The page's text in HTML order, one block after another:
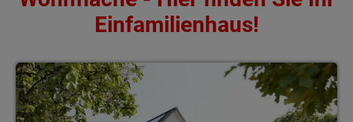
Einfamilienhaus!